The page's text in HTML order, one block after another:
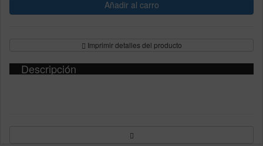
Imprimir detalles del producto
Descripción